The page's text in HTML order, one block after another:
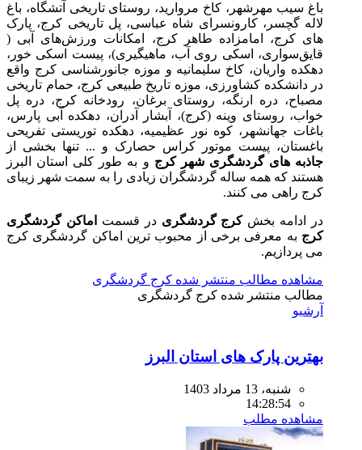
باغ سیب مهرشهر، کاخ مروارید، روستای تاریخی آتشگاه، باغ
لاله گچسر، کارونسرای شاه عباسی، پل تاریخی کرج، پارک
های کرج، امامزاده طاهر کرج، امکانات ورزش‌های آبی (
قایق‌سواری، اسکی روی آب، ماهیگیری)، پیست اسکی خور،
دهکده واریان، کاخ سلیمانیه و موزه جانورشناسی کرج واقع
در دانشکده کشاورزی، موزه تاریخ طبیعی کرج، حمام تاریخی
مصباح، دره ارنگه، روستای برغان، رودخانه کرج، دره پل
خواب، روستای وینه (کرج)، آبشار آدران، دهکده آبی پارس،
باغات جهانشهر، کوه نور عظیمیه، دهکده توریستی تفریحی
باغستان، پیست موتور کراس حصارک و ... تنها بخشی از
جاذبه های گردشگری شهر کرج و به طور کلی استان البرز
هستند که همه ساله گردشگران زیادی را به سمت شهر زیبای
کرج راهی می کنند.
در ادامه بخشکرج گردشگریدر قسمت اماکن گردشگری
کرج به معرفی برخی از محبوب ترین اماکن گردشگری کرج
می پردازیم.
مشاهده مطالب منتشر شده کرج گردشگری
مطالب منتشر شده کرج گردشگری
آرشیو
بهترین پارک های استان البرز
شنبه، 13 مرداد 1403
14:28:54
مشاهده مطلب